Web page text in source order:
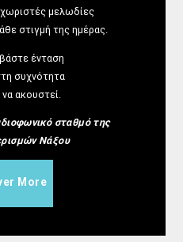
μελωδίες
στιγμή της ημέρας.
ένταση
συχνότητα
ακουστεί.
σταθμό της
Νάξου
More